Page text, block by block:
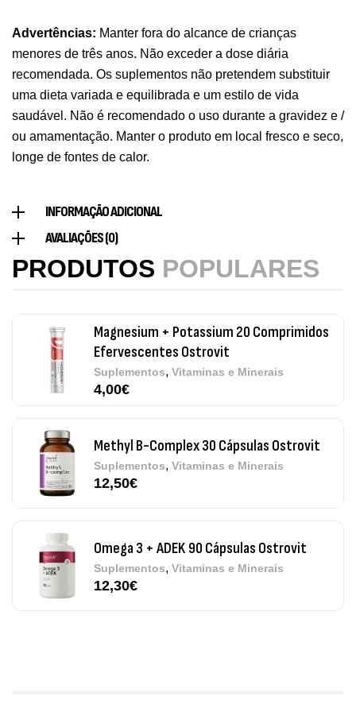
Advertências: Manter fora do alcance de crianças
menores de três anos. Não exceder a dose diária
recomendada. Os suplementos não pretendem substituir
uma dieta variada e equilibrada e um estilo de vida
saudável. Não é recomendado o uso durante a gravidez e /
ou amamentação. Manter o produto em local fresco e seco,
longe de fontes de calor.
INFORMAÇÃO ADICIONAL
AVALIAÇÕES (0)
PRODUTOS POPULARES
Triple Magnesium + B6 P-5-P 90 Cápsulas
Ostrovit
9,50€
Vitamin D3 + K2 90 Comprimidos Ostrovit
Saúde Óssea
Magnesium + Potassium 20 Comprimidos
Suplementos ,Vitaminas e Minerais
Methyl B-Complex 30 Cápsulas Ostrovit
Suplementos Vitaminas e Minerais
12,50
Omega 3 + ADEK 90 Cápsulas Ostrovit
Suplementos,Vitaminas e Minerais
12,30€
Pure Electrolytes 270 G Ostrovit
Desporto,Suplementos
7,50€